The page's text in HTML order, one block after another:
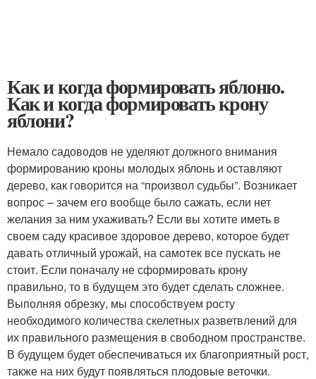
Как и когда формировать яблоню.
Как и когда формировать крону
яблони?
Немало садоводов не уделяют должного внимания
формированию кроны молодых яблонь и оставляют
дерево, как говорится на “произвол судьбы”. Возникает
вопрос – зачем его вообще было сажать, если нет
желания за ним ухаживать? Если вы хотите иметь в
своем саду красивое здоровое дерево, которое будет
давать отличный урожай, на самотек все пускать не
стоит. Если поначалу не сформировать крону
правильно, то в будущем это будет сделать сложнее.
Выполняя обрезку, мы способствуем росту
необходимого количества скелетных разветвлений для
их правильного размещения в свободном пространстве.
В будущем будет обеспечиваться их благоприятный рост,
также на них будут появляться плодовые веточки.